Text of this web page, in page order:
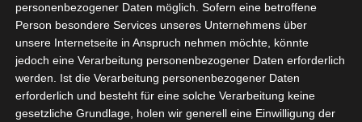
Gehe zu ...
personenbezogener Daten möglich. Sofern eine betroffene
Person besondere Services unseres Unternehmens über
unsere Internetseite in Anspruch nehmen möchte, könnte
jedoch eine Verarbeitung personenbezogener Daten erforderlich
werden. Ist die Verarbeitung personenbezogener Daten
erforderlich und besteht für eine solche Verarbeitung keine
gesetzliche Grundlage, holen wir generell eine Einwilligung der